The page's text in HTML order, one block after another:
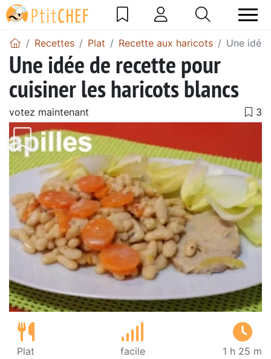
Recettes Plat Recette aux haricots Une
Une idée de recette pour
cuisiner les haricots blancs
votez maintenant
Plat facile 1 h 25 m